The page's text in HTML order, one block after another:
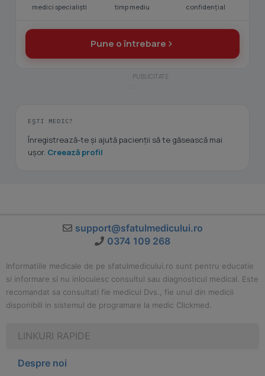
medici specialiști timp mediu confidențial
Pune o întrebare
EȘTI MEDIC?
Înregistrează-te și ajută pacienții să te găsească mai
ușor. Creează profil
support@sfatulmedicului.ro
0374 109 268
Informatiile medicale de pe sfatulmedicului.ro sunt pentru educatie
si informare si nu inlocuiesc consultul sau diagnosticul medical. Este
recomandat sa consultati fie medicul Dvs., fie unul din medicii
disponibili in sistemul de programare la medic Clickmed.
LINKURI RAPIDE
Despre noi